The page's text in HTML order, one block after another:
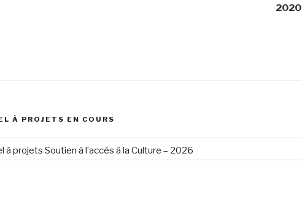
2020
À PROJETS EN COURS
à projets Soutien à l’accès à la Culture – 2026